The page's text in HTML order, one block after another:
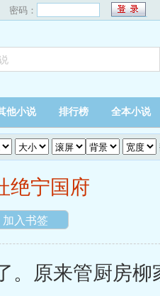
密码：
他小说 排行榜 全本小说
绝宁国府
加入书签
原来管厨房柳